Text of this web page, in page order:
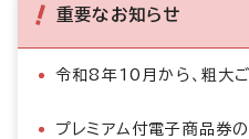
重要なお知らせ
令和8年10月から、粗大
プレミアム付電子商品券